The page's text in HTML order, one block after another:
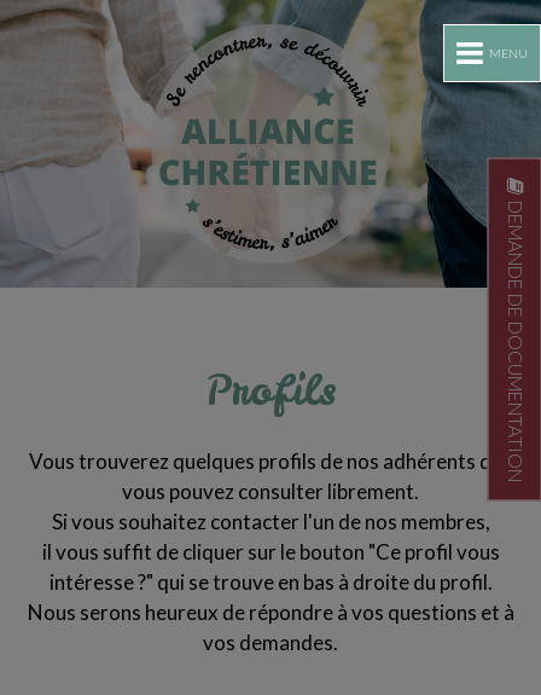
MENU
DEMANDE DE DOCUMENTATION
Profils
Vous trouverez quelques profils de nos adhérents que
vous pouvez consulter librement.
Si vous souhaitez contacter l'un de nos membres,
il vous suffit de cliquer sur le bouton "Ce profil vous
intéresse ?" qui se trouve en bas à droite du profil.
Nous serons heureux de répondre à vos questions et à
vos demandes.